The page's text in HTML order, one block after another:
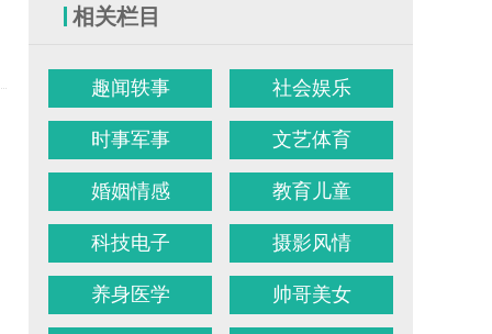
相关栏目
趣闻轶事 社会娱乐
时事军事 文艺体育
婚姻情感 教育儿童
科技电子 摄影风情
养身医学 帅哥美女